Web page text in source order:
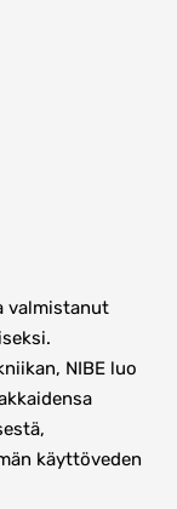
valmistanut
NIBE luo
käyttöveden